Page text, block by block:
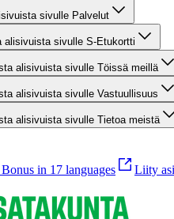
sivulle Palvelut
alisivuista sivulle S-Etukortti
alisivuista sivulle Töissä meillä
alisivuista sivulle Vastuullisuus
alisivuista sivulle Tietoa meistä
in 17 languages Liity